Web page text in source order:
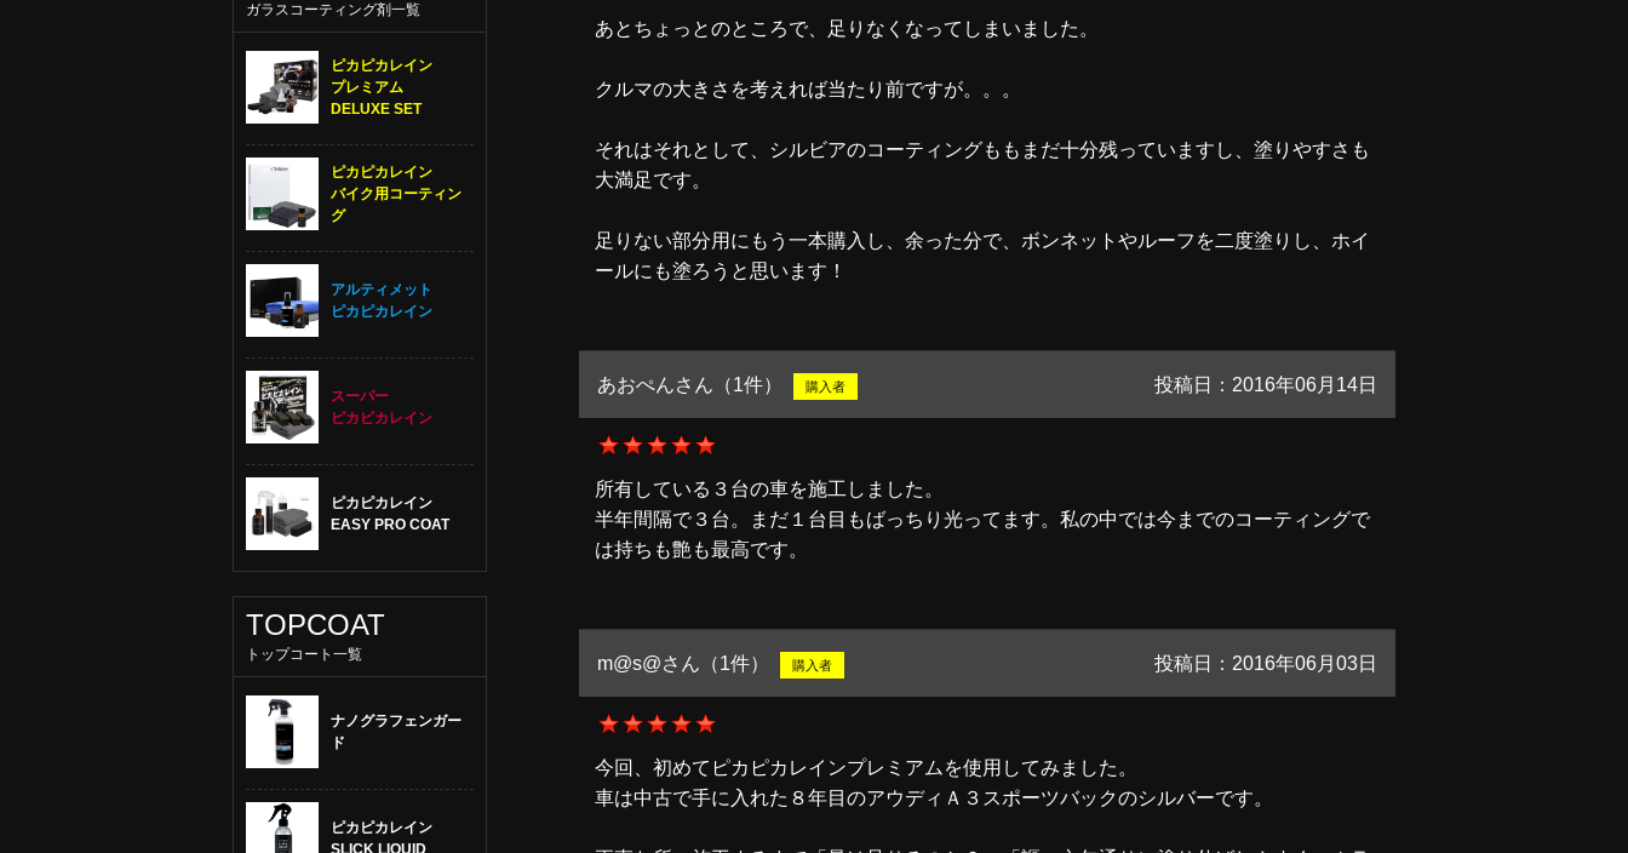
ガラスコーティング剤一覧
ピカピカレイン
プレミアム
DELUXE SET
ピカピカレイン
バイク用コーティン
グ
アルティメット
ピカピカレイン
スーパー
ピカピカレイン
ピカピカレイン
EASY PRO COAT
TOPCOAT
トップコート一覧
ナノグラフェンガー
ド
ピカピカレイン
SLICK LIQUID
あとちょっとのところで、足りなくなってしまいました。
クルマの大きさを考えれば当たり前ですが。。。
それはそれとして、シルビアのコーティングももまだ十分残っていますし、塗りやすさも
大満足です。
足りない部分用にもう一本購入し、余った分で、ボンネットやルーフを二度塗りし、ホイ
ールにも塗ろうと思います！
あおぺんさん（1件） 購入者 投稿日：2016年06月14日
所有している３台の車を施工しました。
半年間隔で３台。まだ１台目もばっちり光ってます。私の中では今までのコーティングで
は持ちも艶も最高です。
m@s@さん（1件） 購入者 投稿日：2016年06月03日
今回、初めてピカピカレインプレミアムを使用してみました。
車は中古で手に入れた８年目のアウディＡ３スポーツバックのシルバーです。